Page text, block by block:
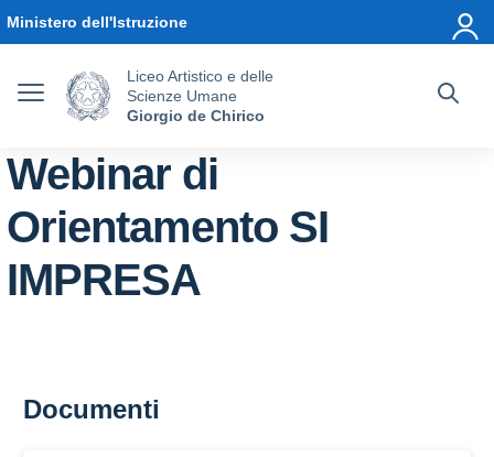
Ministero dell'Istruzione
Liceo Artistico e delle
Scienze Umane
Giorgio de Chirico
Webinar di
Orientamento SI
IMPRESA
Documenti